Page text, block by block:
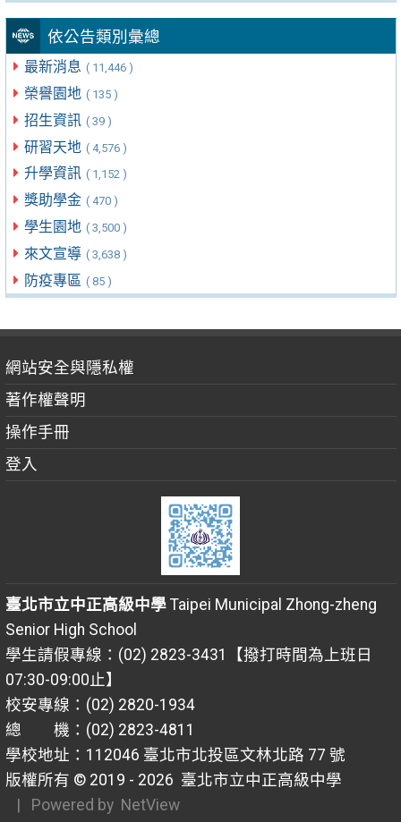
依公告類別彙總
最新消息 ( 11,446 )
榮譽園地 ( 135 )
招生資訊 ( 39 )
研習天地 ( 4,576 )
升學資訊 ( 1,152 )
獎助學金 ( 470 )
學生園地 ( 3,500 )
來文宣導 ( 3,638 )
防疫專區 ( 85 )
網站安全與隱私權
著作權聲明
操作手冊
登入
臺北市立中正高級中學Taipei Municipal Zhong-zheng
Senior High School
學生請假專線：(02) 2823-3431【撥打時間為上班日
07:30-09:00止】
校安專線：(02) 2820-1934
總 機：(02) 2823-4811
學校地址：112046 臺北市北投區文林北路 77 號
版權所有 © 2019 - 2026 臺北市立中正高級中學
| Powered by NetView